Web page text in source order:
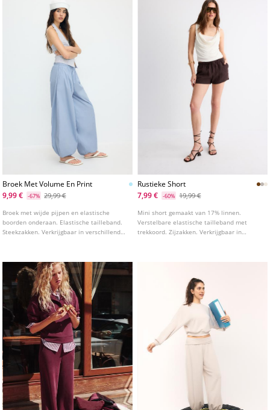
Broek Met Volume En Print
9,99 €
-67% 29,99 €
Broek met wijde pijpen en elastische
boorden onderaan. Elastische tailleband.
Steekzakken. Verkrijgbaar in verschillende
Rustieke Short
7,99 €
-60% 19,99 €
Mini short gemaakt van 17% linnen.
Verstelbare elastische tailleband met
trekkoord. Zijzakken. Verkrijgbaar in